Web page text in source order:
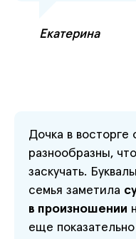
Екатерина
Дочка в восторге
разнообразны,
заскучать.
семья заметила
в произношении
еще